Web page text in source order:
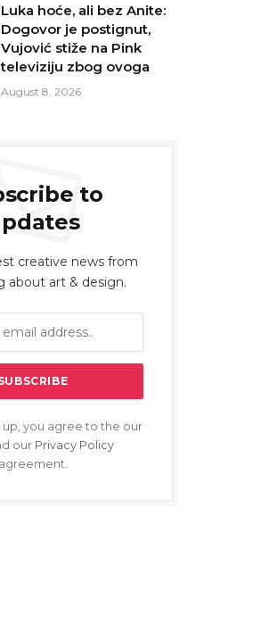
Luka hoće, ali bez Anite:
Dogovor je postignut,
Vujović stiže na Pink
televiziju zbog ovoga
August 8, 2026
to
creative news from
about art & design.
up, you agree to the our
our Privacy Policy
agreement.